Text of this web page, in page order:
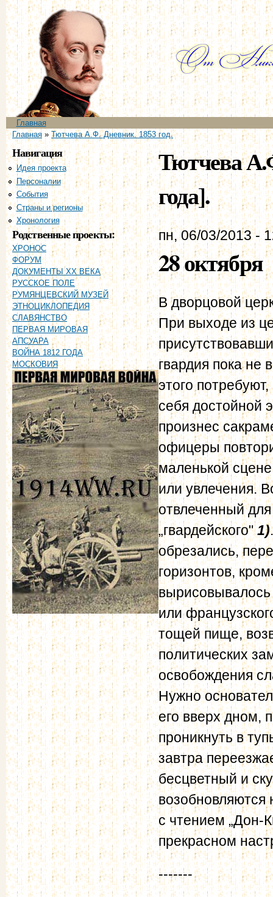
Главное меню
Главная
Вы здесь
Главная» Тютчева А.Ф. Дневник. 1853 год.
Навигация
Идея проекта
Персоналии
События
Страны и регионы
Хронология
Родственные проекты:
ХРОНОС
ФОРУМ
ДОКУМЕНТЫ XX ВЕКА
РУССКОЕ ПОЛЕ
РУМЯНЦЕВСКИЙ МУЗЕЙ
ЭТНОЦИКЛОПЕДИЯ
СЛАВЯНСТВО
ПЕРВАЯ МИРОВАЯ
АПСУАРА
ВОЙНА 1812 ГОДА
МОСКОВИЯ
Тютчева
года].
пн, 06/03/2013 -
28 октября
В дворцовой
При выходе из
гвардия пока не
этого
себя достойной
произнес
офицеры
маленькой
или увлечения.
отвлеченный
„гвардейского"1)
обрезались,
горизонтов,
или
тощей пище,
политических
освобождения
Нужно
его вверх дном,
проникнуть в
завтра
бесцветный и
с чтением „Дон-
прекрасном
-------